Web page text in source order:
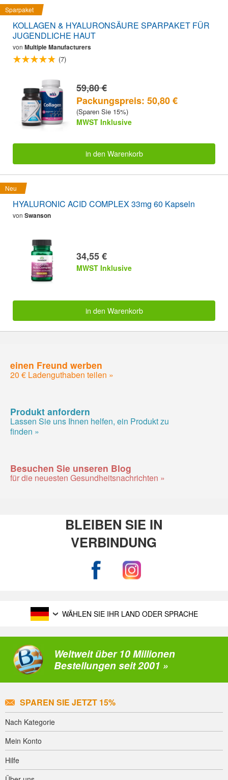
Sparpaket
KOLLAGEN & HYALURONSÄURE SPARPAKET FÜR
JUGENDLICHE HAUT
von Multiple Manufacturers
(7)
59,80 €
Packungspreis: 50,80 €
(Sparen Sie 15%)
MWST Inklusive
in den Warenkorb
Neu
HYALURONIC ACID COMPLEX 33mg 60 Kapseln
von Swanson
34,55 €
MWST Inklusive
in den Warenkorb
einen Freund werben
20 € Ladenguthaben teilen »
Produkt anfordern
Lassen Sie uns Ihnen helfen, ein Produkt zu
finden »
Besuchen Sie unseren Blog
für die neuesten Gesundheitsnachrichten »
BLEIBEN SIE IN
VERBINDUNG
WÄHLEN SIE IHR LAND ODER SPRACHE
Weltweit über 10 Millionen
Bestellungen seit 2001 »
SPAREN SIE JETZT 15%
Nach Kategorie
Mein Konto
Hilfe